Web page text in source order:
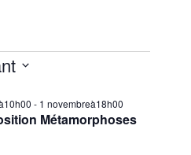
Métamorphoses
- 1 novembreà18h00